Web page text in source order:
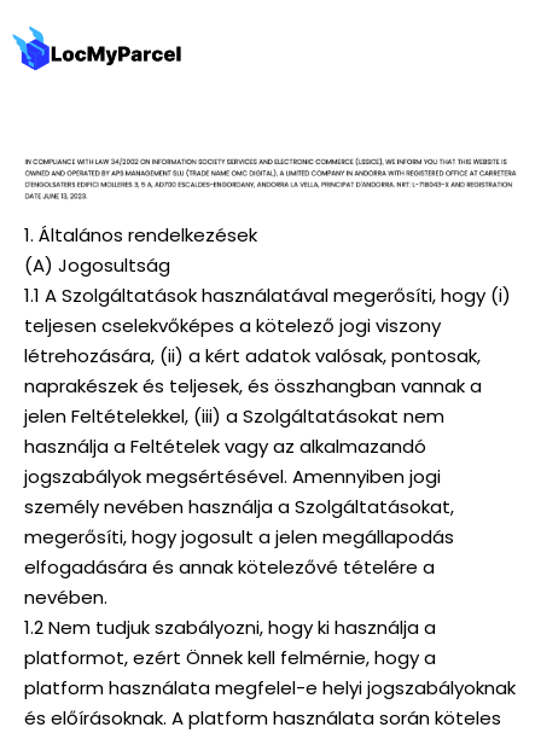
1. Általános rendelkezések
(A) Jogosultság
1.1 A Szolgáltatások használatával megerősíti, hogy (i)
teljesen cselekvőképes a kötelező jogi viszony
létrehozására, (ii) a kért adatok valósak, pontosak,
naprakészek és teljesek, és összhangban vannak a
jelen Feltételekkel, (iii) a Szolgáltatásokat nem
használja a Feltételek vagy az alkalmazandó
jogszabályok megsértésével. Amennyiben jogi
személy nevében használja a Szolgáltatásokat,
megerősíti, hogy jogosult a jelen megállapodás
elfogadására és annak kötelezővé tételére a
nevében.
1.2 Nem tudjuk szabályozni, hogy ki használja a
platformot, ezért Önnek kell felmérnie, hogy a
platform használata megfelel-e helyi jogszabályoknak
és előírásoknak. A platform használata során köteles